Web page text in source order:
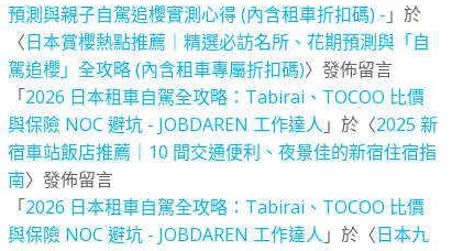
預測與親子自駕追櫻實測心得 (內含租車折扣碼) - 」於
〈日本賞櫻熱點推薦｜精選必訪名所、花期預測與「自
駕追櫻」全攻略 (內含租車專屬折扣碼)〉發佈留言
「2026 日本租車自駕全攻略：Tabirai、TOCOO 比價
與保險 NOC 避坑 - JOBDAREN 工作達人 」於〈2025 新
宿車站飯店推薦｜10 間交通便利、夜景佳的新宿住宿指
南〉發佈留言
「2026 日本租車自駕全攻略：Tabirai、TOCOO 比價
與保險 NOC 避坑 - JOBDAREN 工作達人 」於〈日本九